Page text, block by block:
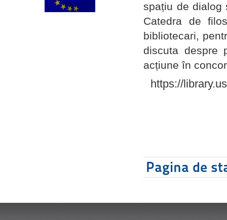
spațiu de dialog
Catedra de
bibliotecari,
discuta despre
acțiune în
https://
Pagina de